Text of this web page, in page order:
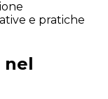
e pratiche
nel